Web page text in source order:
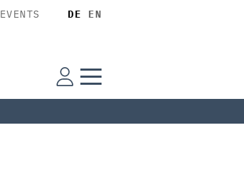
EVENTS DE EN